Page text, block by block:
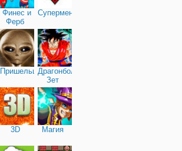
Финес и
Ферб
Супермен
ПришельцыДрагонболл
Зет
3D Магия